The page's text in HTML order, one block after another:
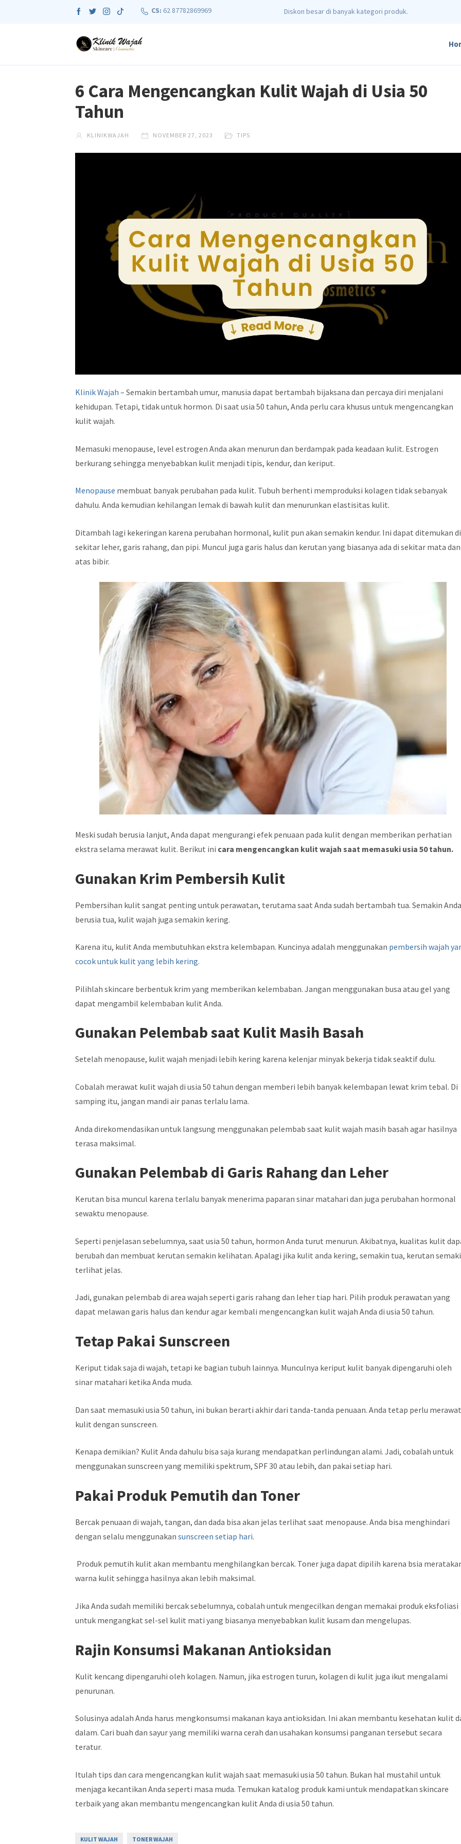
CS: 62 87782869969 Diskon besar di banyak kategori produk.
6 Cara Mengencangkan Kulit Wajah di Usia 50
Tahun
KLINIKWAJAH NOVEMBER 27, 2023 TIPS
Klinik Wajah – Semakin bertambah umur, manusia dapat bertambah bijaksana dan percaya diri menjalani
kehidupan. Tetapi, tidak untuk hormon. Di saat usia 50 tahun, Anda perlu cara khusus untuk mengencangkan
kulit wajah.
Memasuki menopause, level estrogen Anda akan menurun dan berdampak pada keadaan kulit. Estrogen
berkurang sehingga menyebabkan kulit menjadi tipis, kendur, dan keriput.
Menopause membuat banyak perubahan pada kulit. Tubuh berhenti memproduksi kolagen tidak sebanyak
dahulu. Anda kemudian kehilangan lemak di bawah kulit dan menurunkan elastisitas kulit.
Ditambah lagi kekeringan karena perubahan hormonal, kulit pun akan semakin kendur. Ini dapat ditemukan di
sekitar leher, garis rahang, dan pipi. Muncul juga garis halus dan kerutan yang biasanya ada di sekitar mata
atas bibir.
Meski sudah berusia lanjut, Anda dapat mengurangi efek penuaan pada kulit dengan memberikan perhatian
ekstra selama merawat kulit. Berikut ini cara mengencangkan kulit wajah saat memasuki usia 50 tahun.
Gunakan Krim Pembersih Kulit
Pembersihan kulit sangat penting untuk perawatan, terutama saat Anda sudah bertambah tua. Semakin
berusia tua, kulit wajah juga semakin kering.
Karena itu, kulit Anda membutuhkan ekstra kelembapan. Kuncinya adalah menggunakan pembersih wajah
cocok untuk kulit yang lebih kering.
Pilihlah skincare berbentuk krim yang memberikan kelembaban. Jangan menggunakan busa atau gel yang
dapat mengambil kelembaban kulit Anda.
Gunakan Pelembab saat Kulit Masih Basah
Setelah menopause, kulit wajah menjadi lebih kering karena kelenjar minyak bekerja tidak seaktif dulu.
Cobalah merawat kulit wajah di usia 50 tahun dengan memberi lebih banyak kelembapan lewat krim tebal. Di
samping itu, jangan mandi air panas terlalu lama.
Anda direkomendasikan untuk langsung menggunakan pelembab saat kulit wajah masih basah agar hasilnya
terasa maksimal.
Gunakan Pelembab di Garis Rahang dan Leher
Kerutan bisa muncul karena terlalu banyak menerima paparan sinar matahari dan juga perubahan hormonal
sewaktu menopause.
Seperti penjelasan sebelumnya, saat usia 50 tahun, hormon Anda turut menurun. Akibatnya, kualitas kulit
berubah dan membuat kerutan semakin kelihatan. Apalagi jika kulit anda kering, semakin tua, kerutan
terlihat jelas.
Jadi, gunakan pelembab di area wajah seperti garis rahang dan leher tiap hari. Pilih produk perawatan yang
dapat melawan garis halus dan kendur agar kembali mengencangkan kulit wajah Anda di usia 50 tahun.
Tetap Pakai Sunscreen
Keriput tidak saja di wajah, tetapi ke bagian tubuh lainnya. Munculnya keriput kulit banyak dipengaruhi oleh
sinar matahari ketika Anda muda.
Dan saat memasuki usia 50 tahun, ini bukan berarti akhir dari tanda-tanda penuaan. Anda tetap perlu
kulit dengan sunscreen.
Kenapa demikian? Kulit Anda dahulu bisa saja kurang mendapatkan perlindungan alami. Jadi, cobalah untuk
menggunakan sunscreen yang memiliki spektrum, SPF 30 atau lebih, dan pakai setiap hari.
Pakai Produk Pemutih dan Toner
Bercak penuaan di wajah, tangan, dan dada bisa akan jelas terlihat saat menopause. Anda bisa menghindari
dengan selalu menggunakansunscreen setiap hari.
Produk pemutih kulit akan membantu menghilangkan bercak. Toner juga dapat dipilih karena bsia
warna kulit sehingga hasilnya akan lebih maksimal.
Jika Anda sudah memiliki bercak sebelumnya, cobalah untuk mengecilkan dengan memakai produk eksfoliasi
untuk mengangkat sel-sel kulit mati yang biasanya menyebabkan kulit kusam dan mengelupas.
Rajin Konsumsi Makanan Antioksidan
Kulit kencang dipengaruhi oleh kolagen. Namun, jika estrogen turun, kolagen di kulit juga ikut mengalami
penurunan.
Solusinya adalah Anda harus mengkonsumsi makanan kaya antioksidan. Ini akan membantu kesehatan kulit
dalam. Cari buah dan sayur yang memiliki warna cerah dan usahakan konsumsi panganan tersebut secara
teratur.
Itulah tips dan cara mengencangkan kulit wajah saat memasuki usia 50 tahun. Bukan hal mustahil untuk
menjaga kecantikan Anda seperti masa muda. Temukan katalog produk kami untuk mendapatkan skincare
terbaik yang akan membantu mengencangkan kulit Anda di usia 50 tahun.
KULIT WAJAH TONER WAJAH